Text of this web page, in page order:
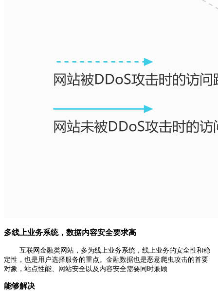
多线上业务系统，数据内容安全要求高
互联网金融类网站，多为线上业务系统，线上业务的安全性和稳
定性，也是用户选择服务的重点。金融数据也是恶意爬虫攻击的首要
对象，站点性能、网站安全以及内容安全需要同时兼顾
能够解决